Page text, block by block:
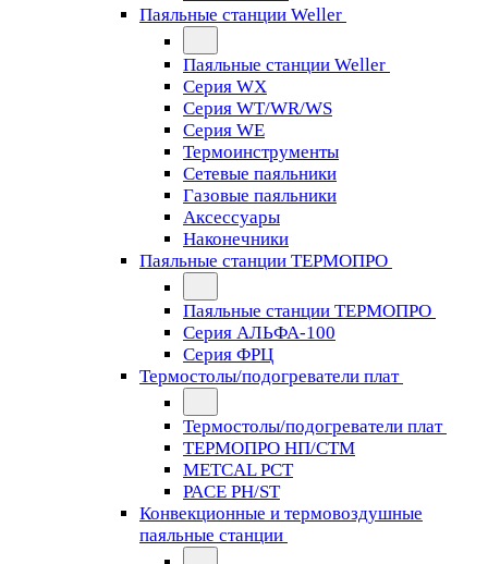
Паяльные станции Weller
Паяльные станции Weller
Серия WX
Серия WT/WR/WS
Серия WE
Термоинструменты
Сетевые паяльники
Газовые паяльники
Аксессуары
Наконечники
Паяльные станции ТЕРМОПРО
Паяльные станции ТЕРМОПРО
Серия АЛЬФА-100
Серия ФРЦ
Термостолы/подогреватели плат
Термостолы/подогреватели плат
ТЕРМОПРО НП/СТМ
METCAL PCT
PACE PH/ST
Конвекционные и термовоздушные
паяльные станции